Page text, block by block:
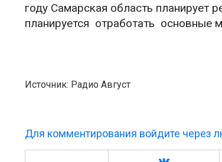
году Самарская область планирует
планируется отработать
Источник: Радио Август
Для комментирования войдите через